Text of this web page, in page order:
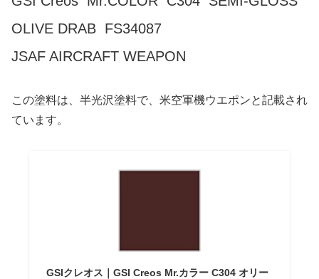
OLIVE DRAB FS34087
JSAF AIRCRAFT WEAPON
この塗料は、半光沢塗料で、米空軍機ウエポンと記載され
ています。
GSIクレオス｜GSI Creos Mr.カラー C304 オリー